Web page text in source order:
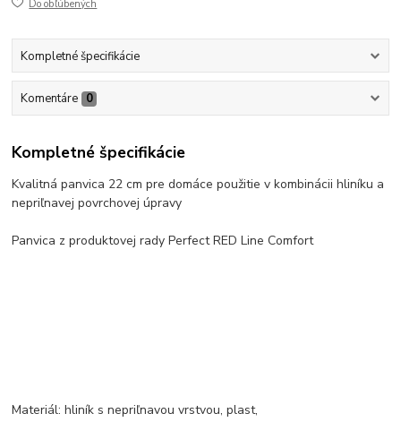
Do obľúbených
Kompletné špecifikácie
Komentáre 0
Kompletné špecifikácie
Kvalitná panvica 22 cm pre domáce použitie v kombinácii hliníku a
nepriľnavej povrchovej úpravy
Panvica z produktovej rady Perfect RED Line Comfort
Materiál: hliník s nepriľnavou vrstvou, plast,